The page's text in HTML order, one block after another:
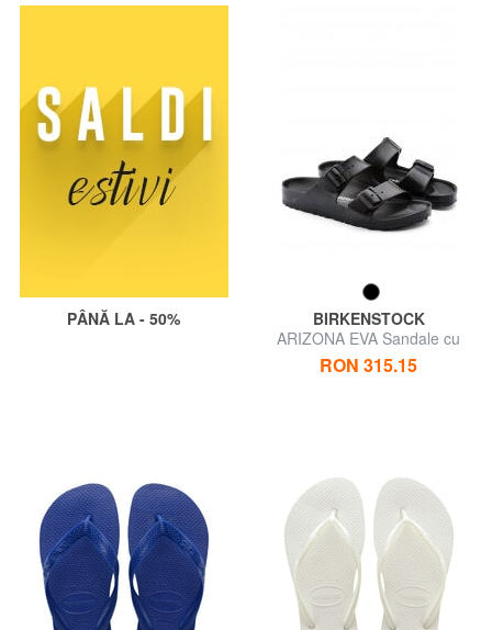
PÂNĂ LA - 50%
BIRKENSTOCK
ARIZONA EVA Sandale cu
papuci
RON 315.15